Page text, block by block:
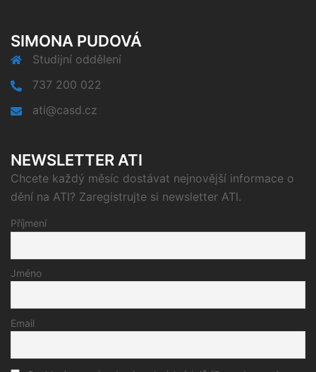
SIMONA PUDOVÁ
Studijní oddělení
737 200 022
ati@casd.cz
NEWSLETTER ATI
Chcete každý měsíc dostávat nejnovější informace o
dění na ATI? Zaregistrujte si newsletter ATI.
Příjmení
Jméno
Email